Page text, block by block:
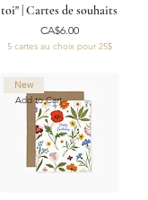
toi" | Cartes de souhaits
Price
CA$6.00
5 cartes au choix pour 25$
Add to Cart
New